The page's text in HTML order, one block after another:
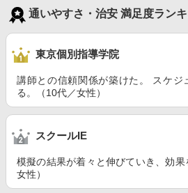
通いやすさ・治安 満足度ラン
東京個別指導学院
講師との信頼関係が築けた。 スケジ
る。（10代／女性）
スクールIE
模擬の結果が着々と伸びていき、効
女性）